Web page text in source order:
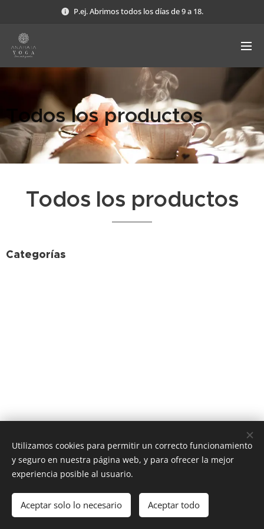
P.ej. Abrimos todos los días de 9 a 18.
Todos los productos
Todos los productos
Categorías
Webnode
Utilizamos cookies para permitir un correcto funcionamiento
y seguro en nuestra página web, y para ofrecer la mejor
experiencia posible al usuario.
Aceptar solo lo necesario Aceptar todo